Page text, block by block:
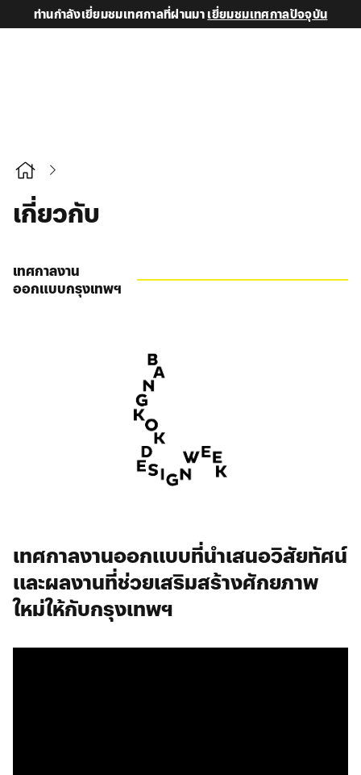
ท่านกำลังเยี่ยมชมเทศกาลที่ผ่านมา เยี่ยมชมเทศกาลปัจจุบัน
เกี่ยวกับ
เทศกาลงาน
ออกแบบกรุงเทพฯ
เทศกาลงานออกแบบที่นำเสนอวิสัยทัศน์
และผลงานที่ช่วยเสริมสร้างศักยภาพ
ใหม่ให้กับกรุงเทพฯ